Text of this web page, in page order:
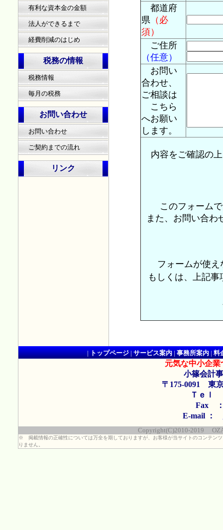
都道府
県（必
須）
ご住所
（任意）
お問い
合わせ、
ご相談は
こちら
へお願い
します。
内容をご確認の
このフォーム
また、お問い合わ
フォームが使
もしくは、上記
有利な資本金の金額
法人ができるまで
経費削減のはじめ
税務の情報
税務情報
毎月の税務
お問い合わせ
お問い合わせ
ご契約までの流れ
リンク
| トップページ | サービス案内 | 事務所案内 | 料
元気な中小企
小篠会計
〒175-0091 東
Ｔｅｌ
Fax ：
E-mail ：
Copyright(C)2010-2019
※ 掲載情報の正確性については万全を期しておりますが、お客様が当サイトのコンテン
りません。